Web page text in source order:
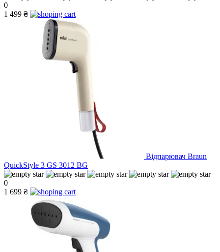
0
1 499 ₴
Відпарювач Braun
QuickStyle 3 GS 3012 BG
0
1 699 ₴